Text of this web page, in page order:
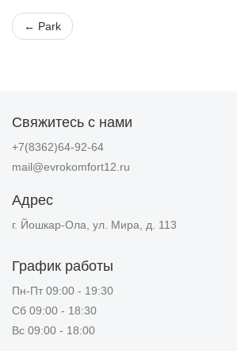
← Park
Свяжитесь с нами
+7(8362)64-92-64
mail@evrokomfort12.ru
Адрес
г. Йошкар-Ола, ул. Мира, д. 113
График работы
Пн-Пт 09:00 - 19:30
Сб 09:00 - 18:30
Вс 09:00 - 18:00